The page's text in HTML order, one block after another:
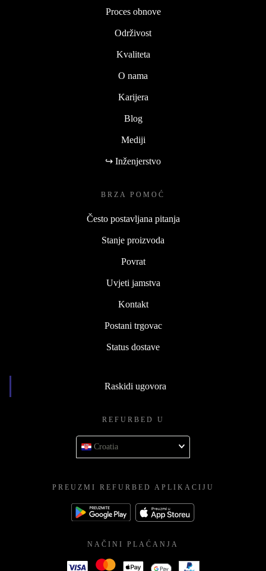
Proces obnove
Održivost
Kvaliteta
O nama
Karijera
Blog
Mediji
↪ Inženjerstvo
BRZA POMOĆ
Često postavljana pitanja
Stanje proizvoda
Povrat
Uvjeti jamstva
Kontakt
Postani trgovac
Status dostave
Raskidi ugovora
REFURBED U
Croatia
PREUZMI REFURBED APLIKACIJU
NAČINI PLAĆANJA